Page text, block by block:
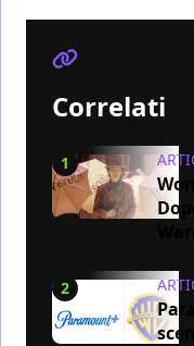
Correlati
1
2